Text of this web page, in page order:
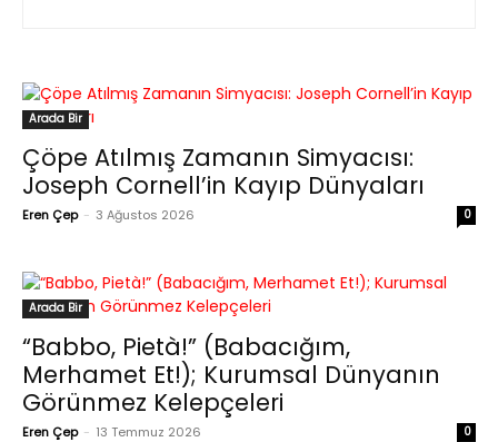
Arada Bir
Çöpe Atılmış Zamanın Simyacısı:
Joseph Cornell’in Kayıp Dünyaları
Eren Çep - 3 Ağustos 2026 0
Arada Bir
“Babbo, Pietà!” (Babacığım,
Merhamet Et!); Kurumsal Dünyanın
Görünmez Kelepçeleri
Eren Çep - 13 Temmuz 2026 0